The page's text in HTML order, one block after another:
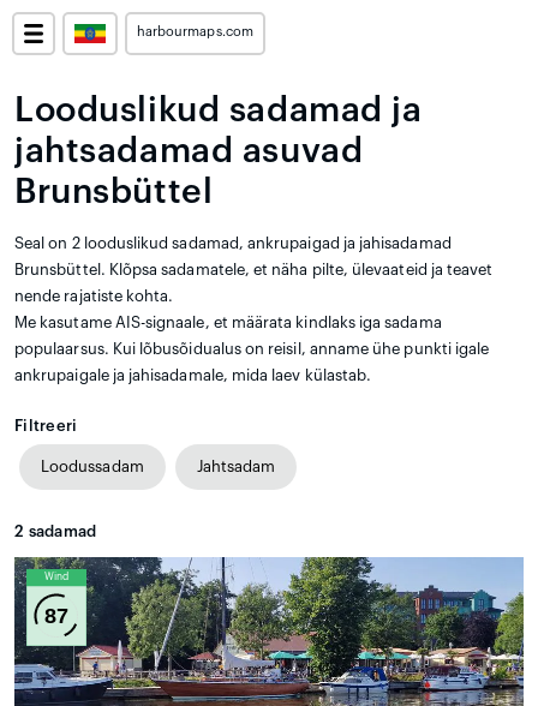
harbourmaps.com
Looduslikud sadamad ja
jahtsadamad asuvad
Brunsbüttel
Seal on 2 looduslikud sadamad, ankrupaigad ja jahisadamad
Brunsbüttel. Klõpsa sadamatele, et näha pilte, ülevaateid ja teavet
nende rajatiste kohta.
Me kasutame AIS-signaale, et määrata kindlaks iga sadama
populaarsus. Kui lõbusõidualus on reisil, anname ühe punkti igale
ankrupaigale ja jahisadamale, mida laev külastab.
Filtreeri
Loodussadam Jahtsadam
2 sadamad
Wind
87